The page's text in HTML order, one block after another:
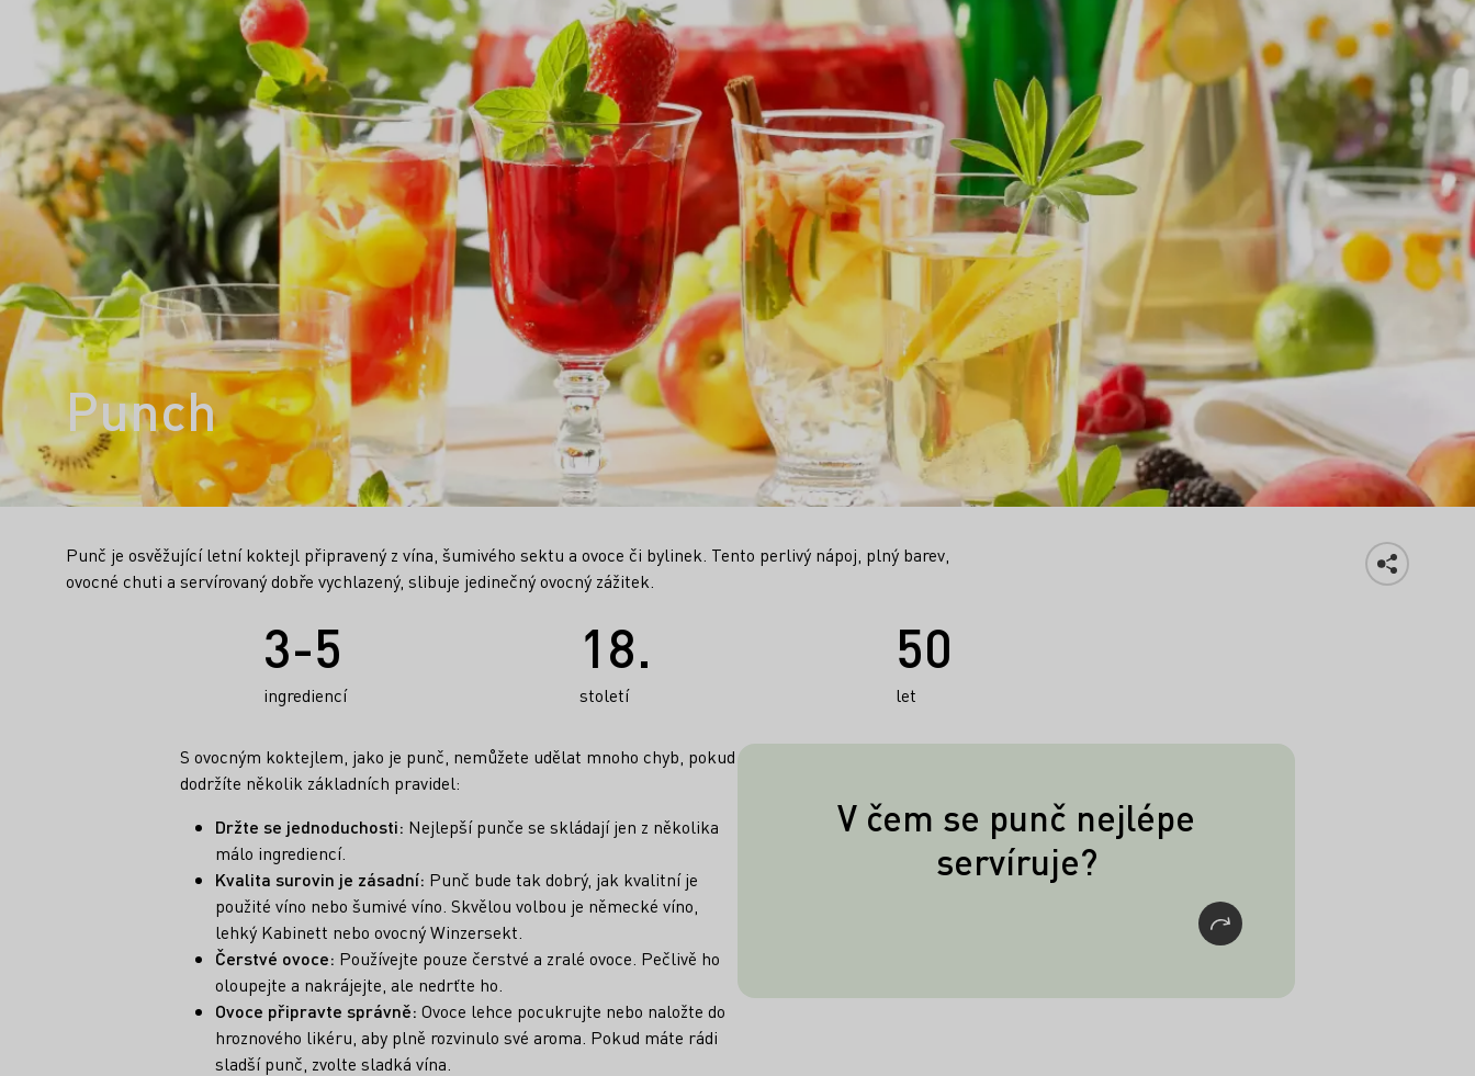
Punch
Punč je osvěžující letní koktejl připravený z vína, šumivého sektu a ovoce či bylinek. Tento perlivý nápoj, plný barev,
ovocné chuti a servírovaný dobře vychlazený, slibuje jedinečný ovocný zážitek.
3-5
ingrediencí
18.
století
50
let
S ovocným koktejlem, jako je punč, nemůžete udělat mnoho chyb, pokud
dodržíte několik základních pravidel:
Držte se jednoduchosti: Nejlepší punče se skládají jen z několika
málo ingrediencí.
Kvalita surovin je zásadní: Punč bude tak dobrý, jak kvalitní je
použité víno nebo šumivé víno. Skvělou volbou je německé víno,
lehký Kabinett nebo ovocný Winzersekt.
Čerstvé ovoce: Používejte pouze čerstvé a zralé ovoce. Pečlivě ho
oloupejte a nakrájejte, ale nedrťte ho.
Ovoce připravte správně: Ovoce lehce pocukrujte nebo naložte do
hroznového likéru, aby plně rozvinulo své aroma. Pokud máte rádi
sladší punč, zvolte sladká vína.
V čem se punč nejlépe
servíruje?
Pro podávání tohoto oblíbeného
míchaného nápoje je ideální velká
mísa, často s kulovitým tvarem.